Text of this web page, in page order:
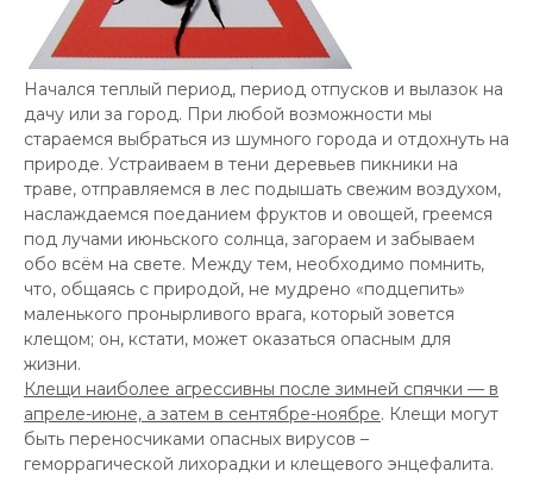
Начался теплый период, период отпусков и вылазок на
дачу или за город. При любой возможности мы
стараемся выбраться из шумного города и отдохнуть на
природе. Устраиваем в тени деревьев пикники на
траве, отправляемся в лес подышать свежим воздухом,
наслаждаемся поеданием фруктов и овощей, греемся
под лучами июньского солнца, загораем и забываем
обо всём на свете. Между тем, необходимо помнить,
что, общаясь с природой, не мудрено «подцепить»
маленького пронырливого врага, который зовется
клещом; он, кстати, может оказаться опасным для
жизни.
Клещи наиболее агрессивны после зимней спячки — в
апреле-июне, а затем в сентябре-ноябре. Клещи могут
быть переносчиками опасных вирусов –
геморрагической лихорадки и клещевого энцефалита.